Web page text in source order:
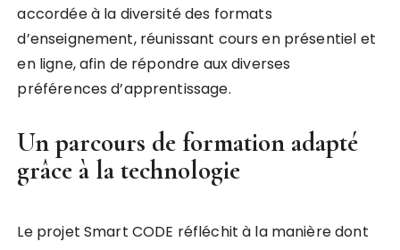
accordée à la diversité des formats
d’enseignement, réunissant cours en présentiel et
en ligne, afin de répondre aux diverses
préférences d’apprentissage.
Un parcours de formation adapté
grâce à la technologie
Le projet Smart CODE réfléchit à la manière dont